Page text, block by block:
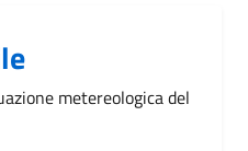
metereologica del